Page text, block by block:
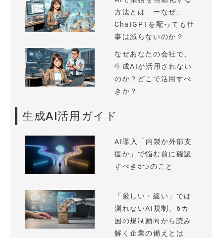
方法とは ーなぜ、
ChatGPTを配っても仕
事は減らないのか？
なぜあなたの会社で、
生成AIが活用されない
のか？どこで活用すべ
きか？
生成AI活用ガイド
AI導入「内製か外部支
援か」で悩む前に確認
すべき5つのこと
「厳しい・緩い」では
測れないAI規制、6カ
国の規制動向から読み
解く企業の備えとは